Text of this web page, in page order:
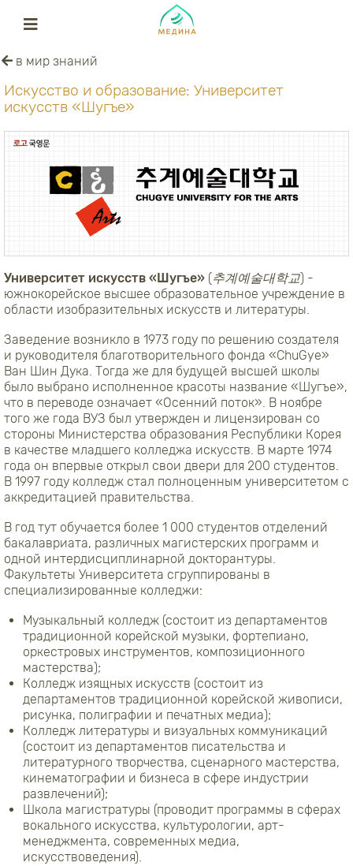
в мир знаний
Искусство и образование: Университет
искусств «Шугъе»
Университет искусств «Шугъе» (추계예술대학교) -
южнокорейское высшее образовательное учреждение в
области изобразительных искусств и литературы.
Заведение возникло в 1973 году по решению создателя
и руководителя благотворительного фонда «ChuGye»
Ван Шин Дука. Тогда же для будущей высшей школы
было выбрано исполненное красоты название «Шугъе»,
что в переводе означает «Осенний поток». В ноябре
того же года ВУЗ был утвержден и лицензирован со
стороны Министерства образования Республики Корея
в качестве младшего колледжа искусств. В марте 1974
года он впервые открыл свои двери для 200 студентов.
В 1997 году колледж стал полноценным университетом с
аккредитацией правительства.
В год тут обучается более 1 000 студентов отделений
бакалавриата, различных магистерских программ и
одной интердисциплинарной докторантуры.
Факультеты Университета сгруппированы в
специализированные колледжи:
Музыкальный колледж (состоит из департаментов
традиционной корейской музыки, фортепиано,
оркестровых инструментов, композиционного
мастерства);
Колледж изящных искусств (состоит из
департаментов традиционной корейской живописи,
рисунка, полиграфии и печатных медиа);
Колледж литературы и визуальных коммуникаций
(состоит из департаментов писательства и
литературного творчества, сценарного мастерства,
кинематографии и бизнеса в сфере индустрии
развлечений);
Школа магистратуры (проводит программы в сферах
вокального искусства, культурологии, арт-
менеджмента, современных медиа,
искусствоведения).